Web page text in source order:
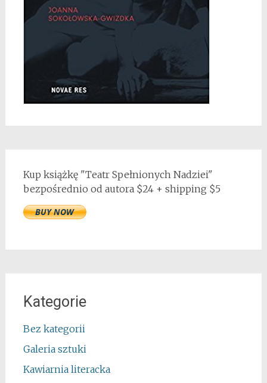
Kup książkę "Teatr Spełnionych Nadziei"
bezpośrednio od autora $24 + shipping $5
Kategorie
Bez kategorii
Galeria sztuki
Kawiarnia literacka